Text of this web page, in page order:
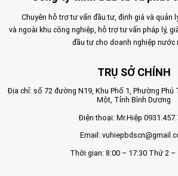
Chuyên hỗ trợ tư vấn đầu tư, định giá và quản
và ngoài khu công nghiệp, hỗ trợ tư vấn pháp lý,
đầu tư cho doanh nghiệp nước
TRỤ SỞ CHÍNH
Địa chỉ: số 72 đường N19, Khu Phố 1, Phường Phú
Một, Tỉnh Bình Dương
Điện thoại: Mr.Hiệp
Email:
Thời gian: 8:00 – 17:30 Thứ 2 –